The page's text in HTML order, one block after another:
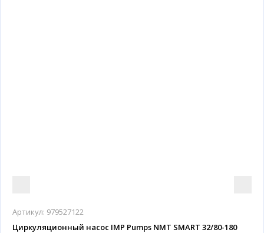
Артикул: 979527122
Циркуляционный насос IMP Pumps NMT SMART 32/80-180